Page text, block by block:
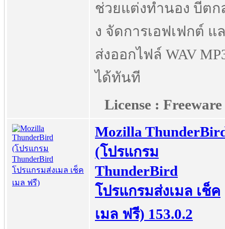
ช่วยแต่งทำนอง บีตก
ง จัดการเอฟเฟกต์ แ
ส่งออกไฟล์ WAV
ได้ทันที
License : Freeware
Mozilla
(โปรแกรม
ThunderBird
โปรแกรมส่งเมล เช็ค
เมล ฟรี) 153.0.2